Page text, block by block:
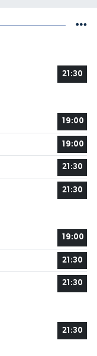
21:30
19:00
19:00
21:30
21:30
19:00
21:30
21:30
21:30